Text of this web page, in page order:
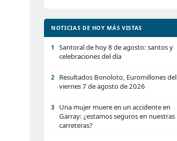
NOTICIAS DE HOY MÁS VISTAS
1
Santoral de hoy 8 de agosto: santos y
celebraciones del día
2
Resultados Bonoloto, Euromillones del
viernes 7 de agosto de 2026
3
Una mujer muere en un accidente en
Garray: ¿estamos seguros en nuestras
carreteras?